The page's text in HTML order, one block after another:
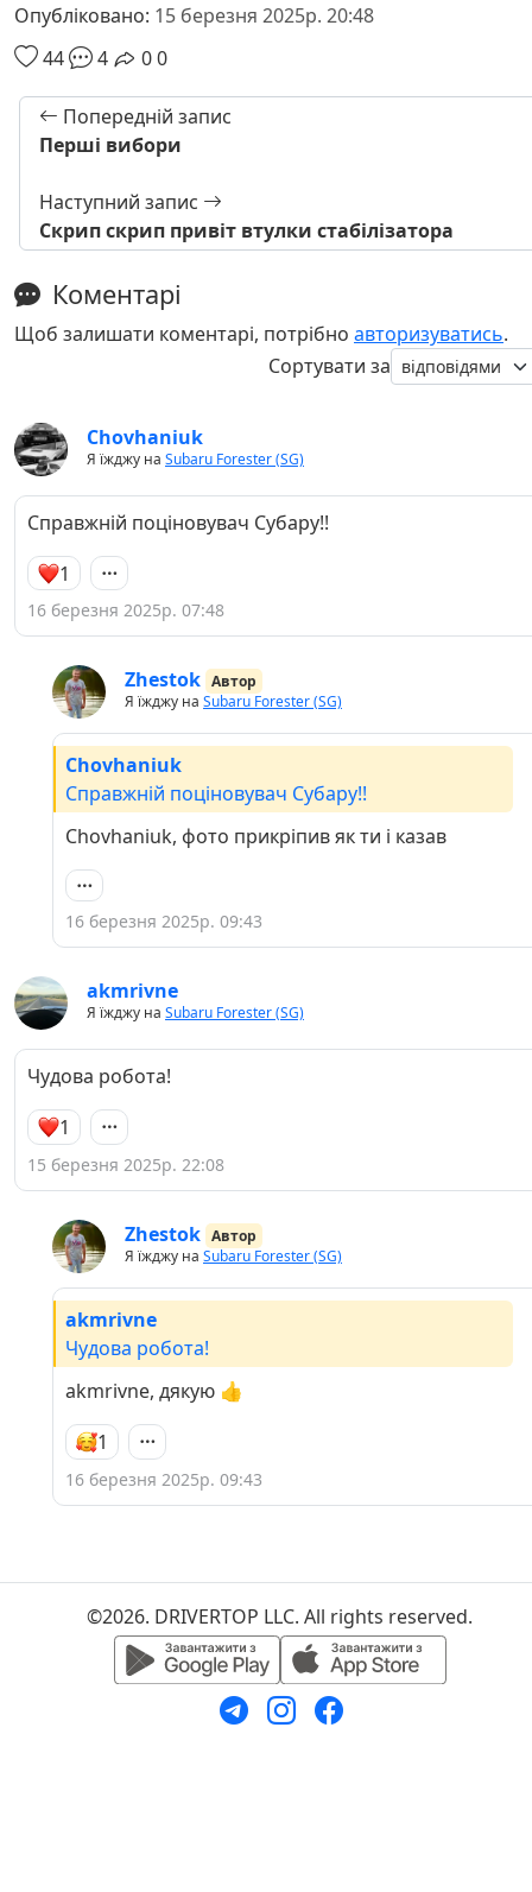
Опубліковано: 15 березня 2025р. 20:48
44
4 00
Попередній запис
Перші вибори
Наступний запис
Скрип скрип привіт втулки стабілізатора
Коментарі
Щоб залишати коментарі, потрібно авторизуватись.
Сортувати за
Chovhaniuk
Я їжджу на Subaru Forester (SG)
Справжній поціновувач Субару!!
1
16 березня 2025р. 07:48
Zhestok Автор
Я їжджу на Subaru Forester (SG)
Chovhaniuk
Справжній поціновувач Субару!!
Chovhaniuk, фото прикріпив як ти і казав
16 березня 2025р. 09:43
akmrivne
Я їжджу на Subaru Forester (SG)
Чудова робота!
1
15 березня 2025р. 22:08
Zhestok Автор
Я їжджу на Subaru Forester (SG)
akmrivne
Чудова робота!
akmrivne, дякую 👍
1
16 березня 2025р. 09:43
©2026. DRIVERTOP LLC. All rights reserved.